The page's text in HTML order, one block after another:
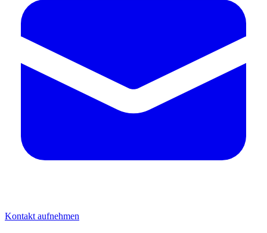
Kontakt aufnehmen